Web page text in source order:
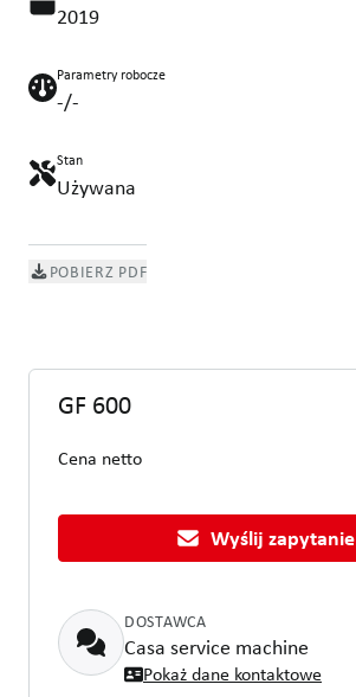
2019
Parametry robocze
-/-
Stan
Używana
POBIERZ PDF
GF 600
Cena netto
Wyślij zapytanie
DOSTAWCA
Casa service machine
Pokaż dane kontaktowe